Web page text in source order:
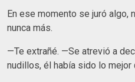
En ese momento se juró algo,
nunca más.
—Te extrañé. —Se atrevió a
nudillos, él había sido lo mejor